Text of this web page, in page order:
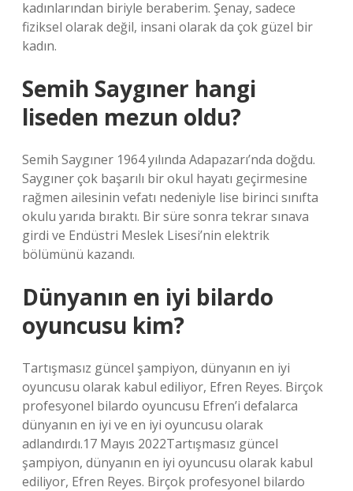
kadınlarından biriyle beraberim. Şenay, sadece
fiziksel olarak değil, insani olarak da çok güzel bir
kadın.
Semih Saygıner hangi
liseden mezun oldu?
Semih Saygıner 1964 yılında Adapazarı’nda doğdu.
Saygıner çok başarılı bir okul hayatı geçirmesine
rağmen ailesinin vefatı nedeniyle lise birinci sınıfta
okulu yarıda bıraktı. Bir süre sonra tekrar sınava
girdi ve Endüstri Meslek Lisesi’nin elektrik
bölümünü kazandı.
Dünyanın en iyi bilardo
oyuncusu kim?
Tartışmasız güncel şampiyon, dünyanın en iyi
oyuncusu olarak kabul ediliyor, Efren Reyes. Birçok
profesyonel bilardo oyuncusu Efren’i defalarca
dünyanın en iyi ve en iyi oyuncusu olarak
adlandırdı.17 Mayıs 2022Tartışmasız güncel
şampiyon, dünyanın en iyi oyuncusu olarak kabul
ediliyor, Efren Reyes. Birçok profesyonel bilardo